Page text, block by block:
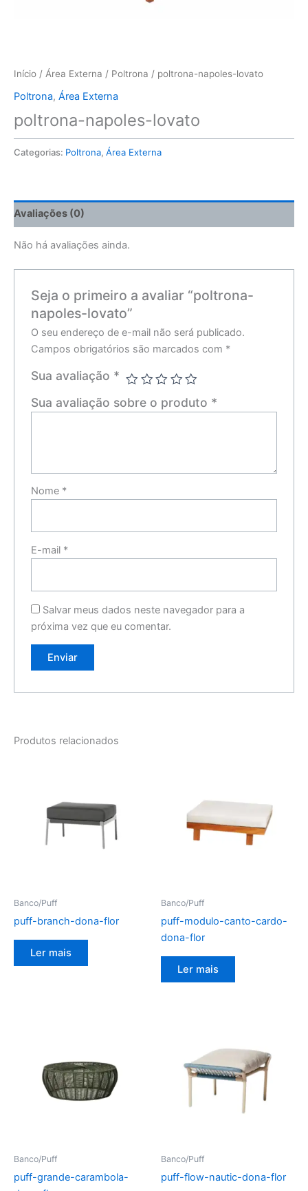
Início / Área Externa / Poltrona / poltrona-napoles-lovato
Poltrona, Área Externa
poltrona-napoles-lovato
Categorias: Poltrona, Área Externa
Avaliações (0)
Não há avaliações ainda.
Seja o primeiro a avaliar “poltrona-
napoles-lovato”
O seu endereço de e-mail não será publicado.
Campos obrigatórios são marcados com *
Sua avaliação *
Sua avaliação sobre o produto *
Nome *
E-mail *
Salvar meus dados neste navegador para a
próxima vez que eu comentar.
Produtos relacionados
Banco/Puff
puff-branch-dona-flor
Ler mais
Banco/Puff
puff-modulo-canto-cardo-
dona-flor
Ler mais
Banco/Puff
puff-grande-carambola-
Banco/Puff
puff-flow-nautic-dona-flor